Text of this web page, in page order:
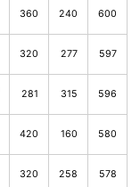
360 240 600
320 277 597
281 315 596
420 160 580
320 258 578